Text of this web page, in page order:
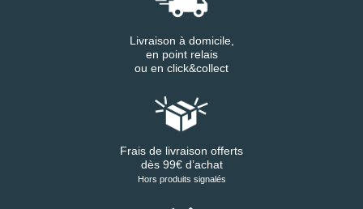
Livraison à domicile,
en point relais
ou en click&collect
Frais de livraison offerts
dès 99€ d’achat
Hors produits signalés